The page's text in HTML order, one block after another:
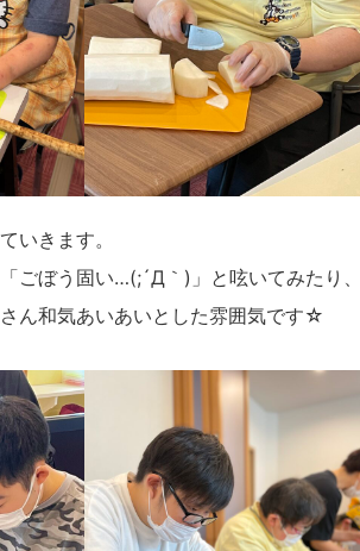
いきます。
ごぼう固い…(;´Д｀)」と呟いてみたり、
ん和気あいあいとした雰囲気です☆